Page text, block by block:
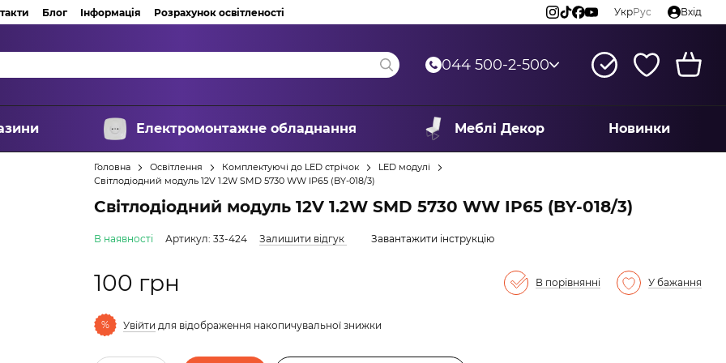
Блог Інформація Розрахунок освітленості УкрРус Вхід
044 500-2-500
Електромонтажне обладнання Меблі Декор Новинки
Головна Освітлення Комплектуючі до LED стрічок
LED модулі
Світлодіодний модуль 12V 1.2W SMD 5730 WW IP65 (BY-018/3)
Світлодіодний модуль 12V 1.2W SMD 5730 WW IP65 (BY-018/3)
В наявності Артикул: 33-424 Залишити відгук Завантажити інструкцію
100 грн В порівнянні У бажання
% Увійти для відображення накопичувальної знижки